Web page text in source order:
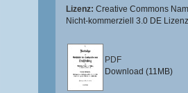
Lizenz: Creative Commons
Nicht-kommerziell 3.0 DE Lizenz
PDF
Download (11MB)